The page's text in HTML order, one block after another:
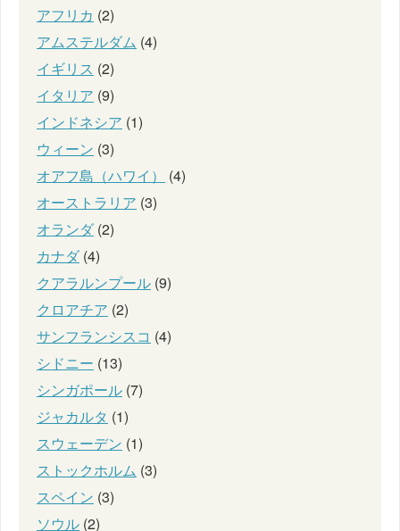
アフリカ (2)
アムステルダム (4)
イギリス (2)
イタリア (9)
インドネシア (1)
ウィーン (3)
オアフ島（ハワイ）
(4)
オーストラリア (3)
オランダ(2)
カナダ(4)
クアラルンプール (9)
クロアチア (2)
サンフランシスコ (4)
シドニー (13)
シンガポール (7)
ジャカルタ (1)
スウェーデン (1)
ストックホルム (3)
スペイン (3)
ソウル (2)